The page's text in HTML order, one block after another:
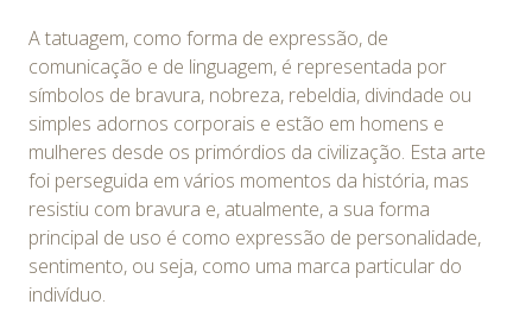
A tatuagem, como forma de expressão, de
comunicação e de linguagem, é representada por
símbolos de bravura, nobreza, rebeldia, divindade ou
simples adornos corporais e estão em homens e
mulheres desde os primórdios da civilização. Esta arte
foi perseguida em vários momentos da história, mas
resistiu com bravura e, atualmente, a sua forma
principal de uso é como expressão de personalidade,
sentimento, ou seja, como uma marca particular do
indivíduo.